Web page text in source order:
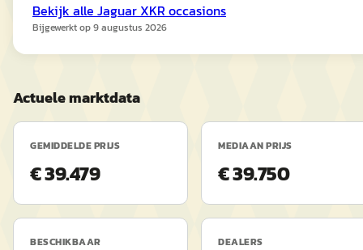
Bekijk alle Jaguar XKR occasions
Bijgewerkt op9 augustus 2026
Actuele marktdata
GEMIDDELDE PRIJS
€ 39.479
MEDIAAN PRIJS
€ 39.750
BESCHIKBAAR DEALERS